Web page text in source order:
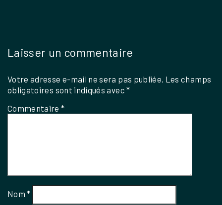
Laisser un commentaire
Votre adresse e-mail ne sera pas publiée. Les champs
obligatoires sont indiqués avec*
Commentaire*
Nom*